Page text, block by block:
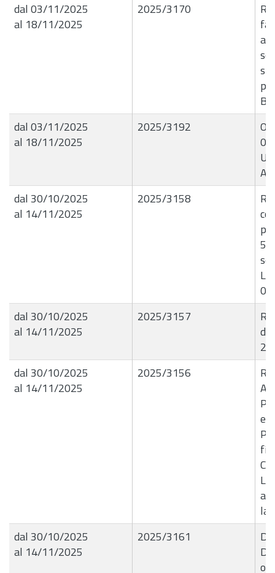
dal 03/11/2025
al 18/11/2025
2025/3170
srl
dal 03/11/2025
al 18/11/2025
2025/3192
dal 30/10/2025
al 14/11/2025
2025/3158
5
dal 30/10/2025
al 14/11/2025
2025/3157
dal 30/10/2025
al 14/11/2025
2025/3156
dal 30/10/2025
al 14/11/2025
2025/3161